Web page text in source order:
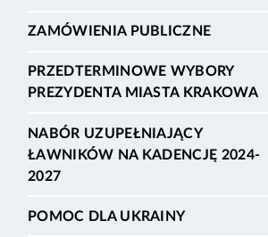
ZAMÓWIENIA PUBLICZNE
PRZEDTERMINOWE WYBORY
PREZYDENTA MIASTA KRAKOWA
NABÓR UZUPEŁNIAJĄCY
ŁAWNIKÓW NA KADENCJĘ 2024-
2027
POMOC DLA UKRAINY